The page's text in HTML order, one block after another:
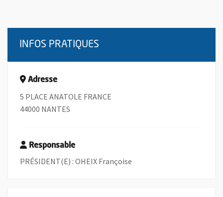
INFOS PRATIQUES
Adresse
5 PLACE ANATOLE FRANCE
44000 NANTES
Responsable
PRÉSIDENT(E) : OHEIX Françoise